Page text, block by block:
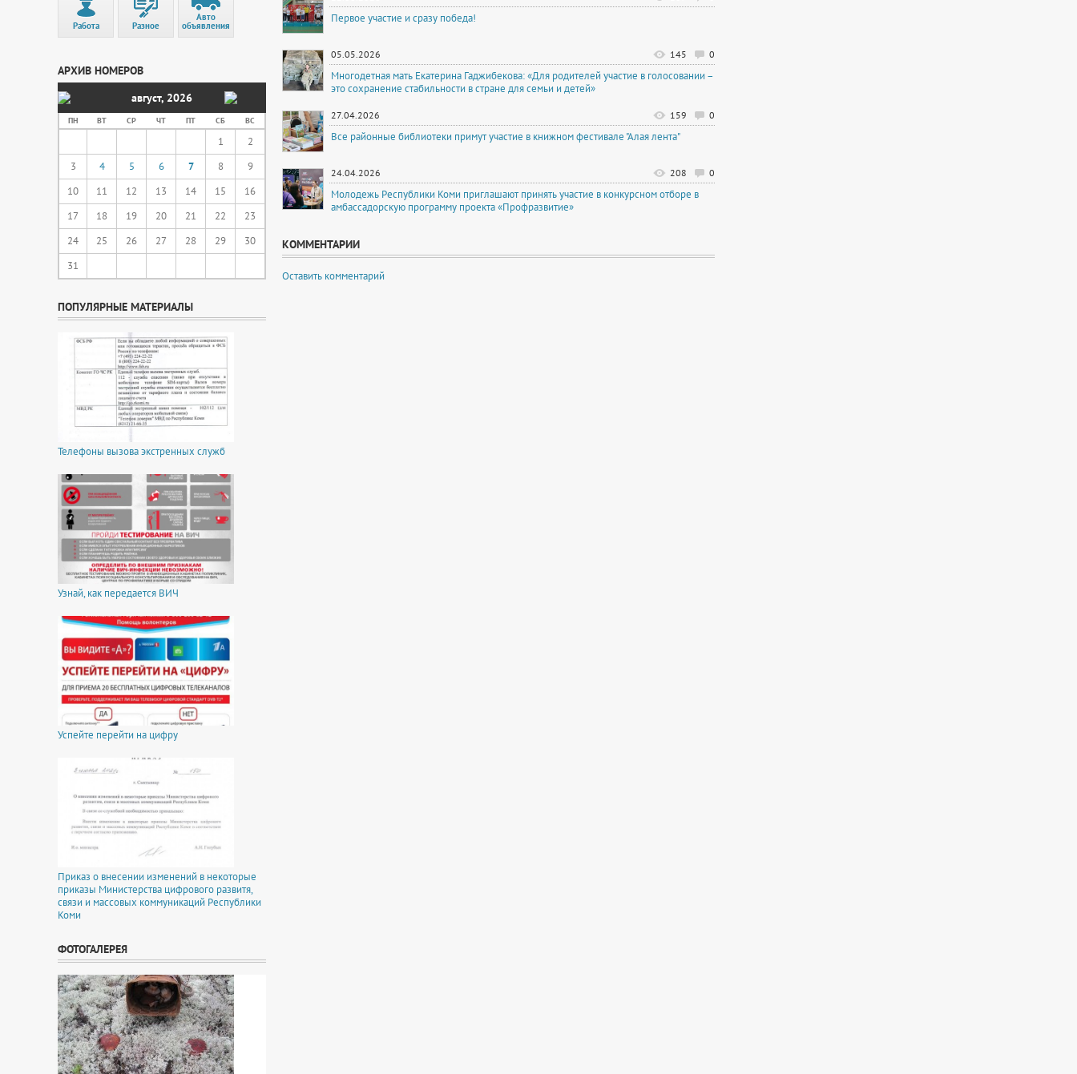
Работа Разное
Авто
объявления
АРХИВ НОМЕРОВ
август, 2026
ПН ВТ СР ЧТ ПТ СБ ВС
1
2
3
4 5 6 7 8
9
10
11 12 13 14 15
16
17
18 19 20 21 22
23
24
25 26 27 28 29
30
31
ПОПУЛЯРНЫЕ МАТЕРИАЛЫ
Телефоны вызова экстренных служб
Узнай, как передается ВИЧ
Успейте перейти на цифру
Приказ о внесении изменений в некоторые
приказы Министерства цифрового развитя,
связи и массовых коммуникаций Республики
Коми
ФОТОГАЛЕРЕЯ
Первое участие и сразу победа!
0
145
05.05.2026
Многодетная мать Екатерина Гаджибекова: «Для родителей участие в голосовании –
это сохранение стабильности в стране для семьи и детей»
0
159
27.04.2026
Все районные библиотеки примут участие в книжном фестивале "Алая лента"
0
208
24.04.2026
Молодежь Республики Коми приглашают принять участие в конкурсном отборе в
амбассадорскую программу проекта «Профразвитие»
КОММЕНТАРИИ
Оставить комментарий